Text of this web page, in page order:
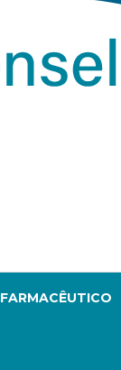
FARMACÊUTICO